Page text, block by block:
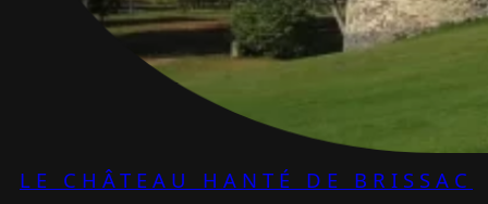
LE CHÂTEAU HANTÉ DE BRISSAC